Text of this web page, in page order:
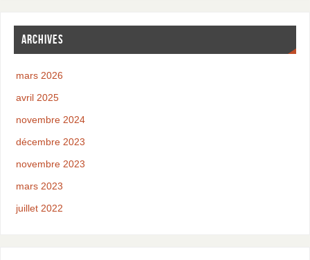
ARCHIVES
mars 2026
avril 2025
novembre 2024
décembre 2023
novembre 2023
mars 2023
juillet 2022